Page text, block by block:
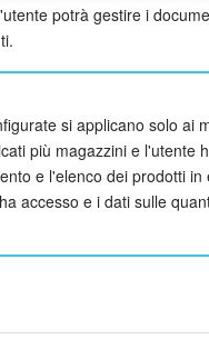
potrà gestire i
si applicano solo ai
più magazzini e l'utente
e l'elenco dei prodotti
accesso e i dati sulle